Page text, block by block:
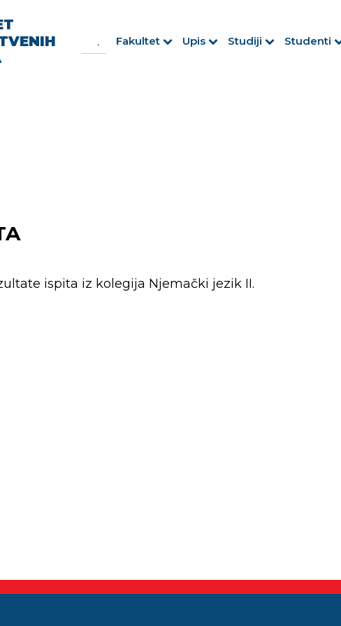
for:
Fakultet Upis Studiji Studenti
ispita iz kolegija Njemački jezik II.